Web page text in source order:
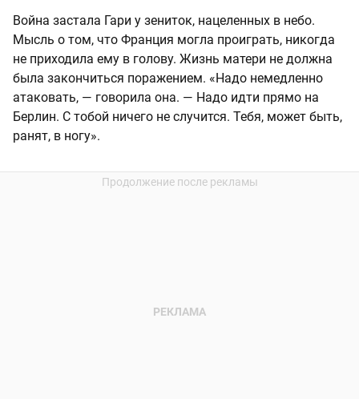
Война застала Гари у зениток, нацеленных в небо.
Мысль о том, что Франция могла проиграть, никогда
не приходила ему в голову. Жизнь матери не должна
была закончиться поражением. «Надо немедленно
атаковать, — говорила она. — Надо идти прямо на
Берлин. С тобой ничего не случится. Тебя, может быть,
ранят, в ногу».